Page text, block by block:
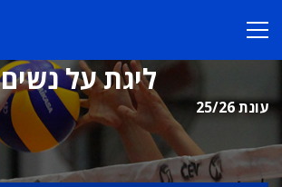
ליגת על נשים
עונת 25/26